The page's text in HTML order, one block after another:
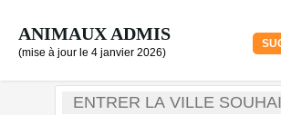
ANIMAUX ADMIS
(mise à jour le 4 janvier 2026)